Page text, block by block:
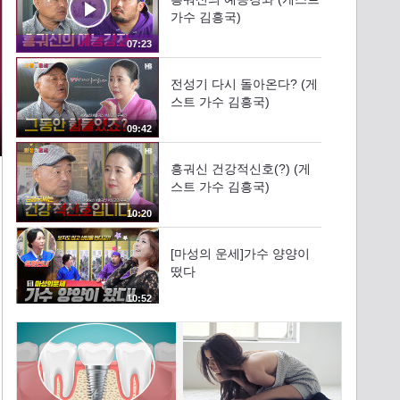
07:23
가수 김흥국)
09:42
전성기 다시 돌아온다? (게
스트 가수 김흥국)
10:20
흥궈신 건강적신호(?) (게
스트 가수 김흥국)
10:52
[마성의 운세]가수 양양이
떴다
11:55
양양, 계속 가수를 해도 될
까요?